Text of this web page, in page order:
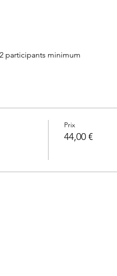
participants minimum
Prix
44,00 €